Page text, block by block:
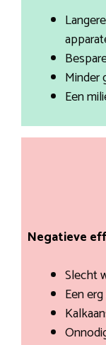
Minder
Een
Negatieve
Slecht
Een